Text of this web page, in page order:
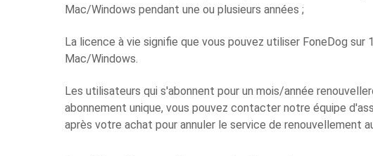
Mac/Windows pendant une ou plusieurs années ;
La licence à vie signifie que vous pouvez utiliser FoneDog
Mac/Windows.
Les utilisateurs qui s'abonnent pour un mois/année
abonnement unique, vous pouvez contacter notre équipe
après votre achat pour annuler le service de renouvellement